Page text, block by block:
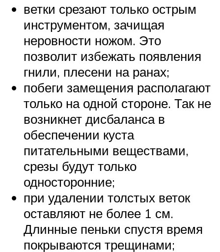
ветки срезают только острым
инструментом, зачищая
неровности ножом. Это
позволит избежать появления
гнили, плесени на ранах;
побеги замещения располагают
только на одной стороне. Так не
возникнет дисбаланса в
обеспечении куста
питательными веществами,
срезы будут только
односторонние;
при удалении толстых веток
оставляют не более 1 см.
Длинные пеньки спустя время
покрываются трещинами;